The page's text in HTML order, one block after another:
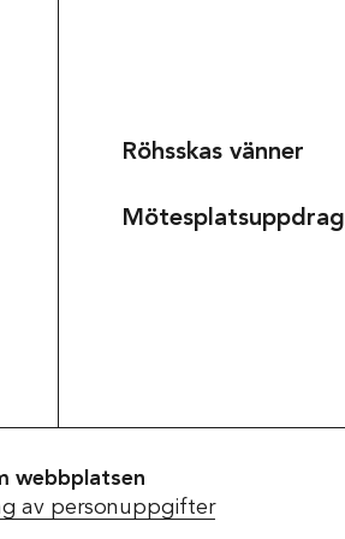
Röhsskas vänner
Mötesplatsuppdrag
webbplatsen
av personuppgifter